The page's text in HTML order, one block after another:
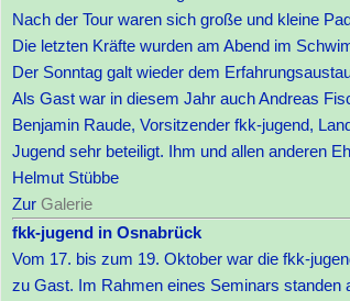
Nach der Tour waren sich große und kleine
Die letzten Kräfte wurden am Abend im
Der Sonntag galt wieder dem
Als Gast war in diesem Jahr auch Andreas
Benjamin Raude, Vorsitzender fkk-jugend,
Jugend sehr beteiligt. Ihm und allen anderen
Helmut Stübbe
Zur Galerie
fkk-jugend in Osnabrück
Vom 17. bis zum 19. Oktober war die fkk-
zu Gast. Im Rahmen eines Seminars standen